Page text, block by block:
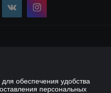
обеспечения удобства
персональных